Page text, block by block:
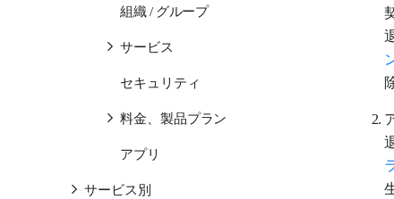
組織 / グループ
サービス
セキュリティ
料金、製品プラン
アプリ
サービス別